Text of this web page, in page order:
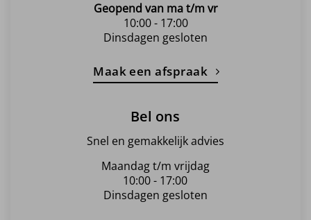
Geopend van ma t/m vr
10:00 - 17:00
Dinsdagen gesloten
Maak een afspraak
Bel ons
Snel en gemakkelijk advies
Maandag t/m vrijdag
10:00 - 17:00
Dinsdagen gesloten